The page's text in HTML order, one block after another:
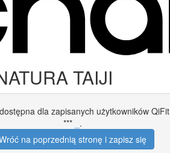
TAIJI
dla zapisanych użytkowników QiFit
***
.
na poprzednią stronę i zapisz się